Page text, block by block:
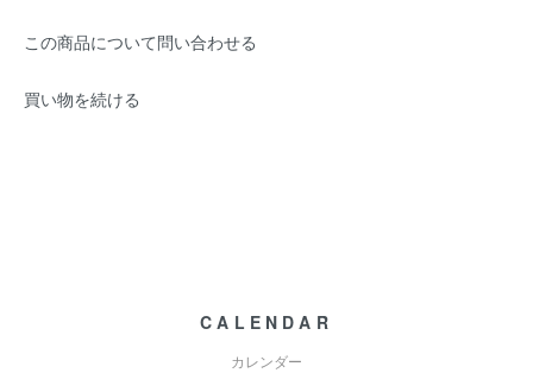
この商品について問い合わせる
買い物を続ける
CALENDAR
カレンダー